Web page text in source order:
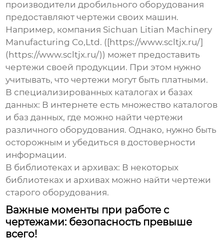
производители дробильного оборудования
предоставляют чертежи своих машин.
Например, компания Sichuan Litian Machinery
Manufacturing Co,Ltd. ([https://www.scltjx.ru/]
(https://www.scltjx.ru/)) может предоставить
чертежи своей продукции. При этом нужно
учитывать, что чертежи могут быть платными.
В специализированных каталогах и базах
данных: В интернете есть множество каталогов
и баз данных, где можно найти чертежи
различного оборудования. Однако, нужно быть
осторожным и убедиться в достоверности
информации.
В библиотеках и архивах: В некоторых
библиотеках и архивах можно найти чертежи
старого оборудования.
Важные моменты при работе с
чертежами: безопасность превыше
всего!